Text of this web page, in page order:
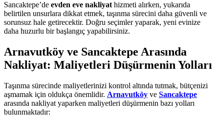
Sancaktepe’de evden eve nakliyat hizmeti alırken, yukarıda
belirtilen unsurlara dikkat etmek, taşınma sürecini daha güvenli ve
sorunsuz hale getirecektir. Doğru seçimler yaparak, yeni evinize
daha huzurlu bir başlangıç yapabilirsiniz.
Arnavutköy ve Sancaktepe Arasında
Nakliyat: Maliyetleri Düşürmenin Yolları
Taşınma sürecinde maliyetlerinizi kontrol altında tutmak, bütçenizi
aşmamak için oldukça önemlidir. Arnavutköy ve Sancaktepe
arasında nakliyat yaparken maliyetleri düşürmenin bazı yolları
bulunmaktadır: